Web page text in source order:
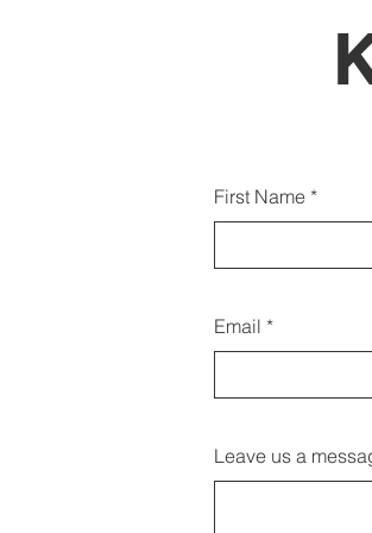
First Name
Email
Leave us a